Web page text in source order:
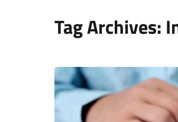
Tag Archives: